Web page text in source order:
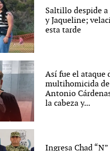
Saltillo despide a
y Jaqueline;
esta tarde
Así fue el ataque
multihomicida
Antonio
la cabeza y...
Ingresa Chad